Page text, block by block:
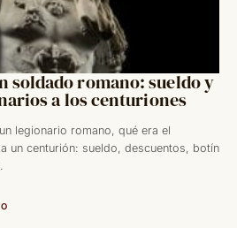
soldado romano: sueldo y
a los centuriones
legionario romano, qué era el
un centurión: sueldo, descuentos, botín